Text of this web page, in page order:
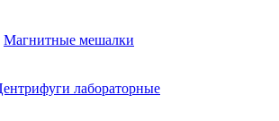
Магнитные мешалки
лабораторные